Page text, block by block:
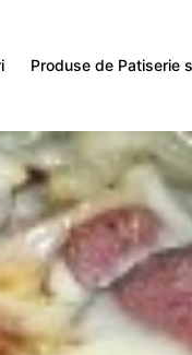
Produse de Patiserie